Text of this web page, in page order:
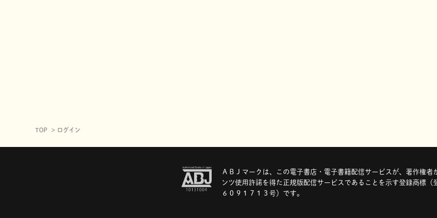
TOP ログイン
ＡＢＪマークは、この電子書店・電子書籍配信サービスが、著作権者
ンツ使用許諾を得た正規版配信サービスであることを示す登録商標（
６０９１７１３号）です。